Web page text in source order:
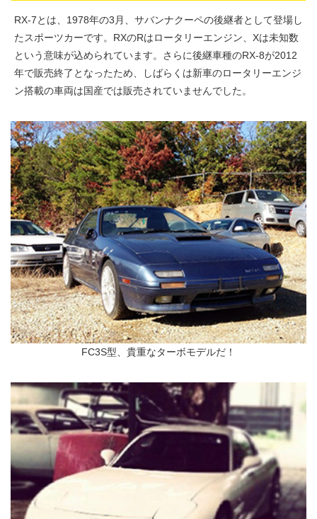
RX-7とは、1978年の3月、サバンナクーペの後継者として登場し
たスポーツカーです。RXのRはロータリーエンジン、Xは未知数
という意味が込められています。さらに後継車種のRX-8が2012
年で販売終了となったため、しばらくは新車のロータリーエンジ
ン搭載の車両は国産では販売されていませんでした。
FC3S型、貴重なターボモデルだ！